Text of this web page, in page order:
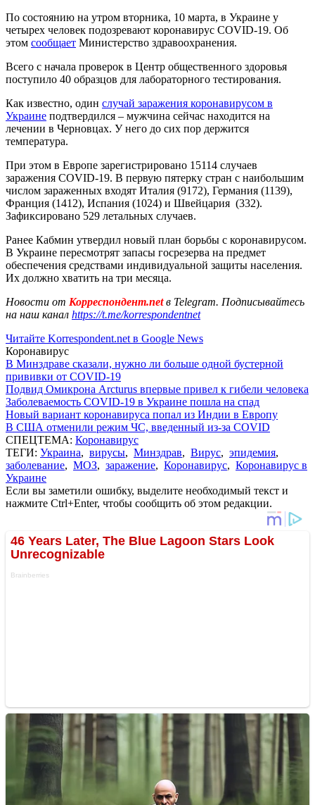
По состоянию на утром вторника, 10 марта, в Украине у
четырех человек подозревают коронавирус COVID-19. Об
этом сообщает Министерство здравоохранения.
Всего с начала проверок в Центр общественного здоровья
поступило 40 образцов для лабораторного тестирования.
Как известно, один случай заражения коронавирусом в
Украине подтвердился – мужчина сейчас находится на
лечении в Черновцах. У него до сих пор держится
температура.
При этом в Европе зарегистрировано 15114 случаев
заражения COVID-19. В первую пятерку стран с наибольшим
числом зараженных входят Италия (9172), Германия (1139),
Франция (1412), Испания (1024) и Швейцария (332).
Зафиксировано 529 летальных случаев.
Ранее Кабмин утвердил новый план борьбы с коронавирусом.
В Украине пересмотрят запасы госрезерва на предмет
обеспечения средствами индивидуальной защиты населения.
Их должно хватить на три месяца.
Новости от Корреспондент.netв Telegram. Подписывайтесь
на наш канал https://t.me/korrespondentnet
Читайте Korrespondent.net в Google News
Коронавирус
В Минздраве сказали, нужно ли больше одной бустерной
прививки от COVID-19
Подвид Омикрона Arcturus впервые привел к гибели человека
Заболеваемость COVID-19 в Украине пошла на спад
Новый вариант коронавируса попал из Индии в Европу
В США отменили режим ЧС, введенный из-за COVID
СПЕЦТЕМА: Коронавирус
ТЕГИ: Украина, вирусы, Минздрав, Вирус, эпидемия,
заболевание, МОЗ, заражение, Коронавирус, Коронавирус в
Украине
Если вы заметили ошибку, выделите необходимый текст и
нажмите Ctrl+Enter, чтобы сообщить об этом редакции.